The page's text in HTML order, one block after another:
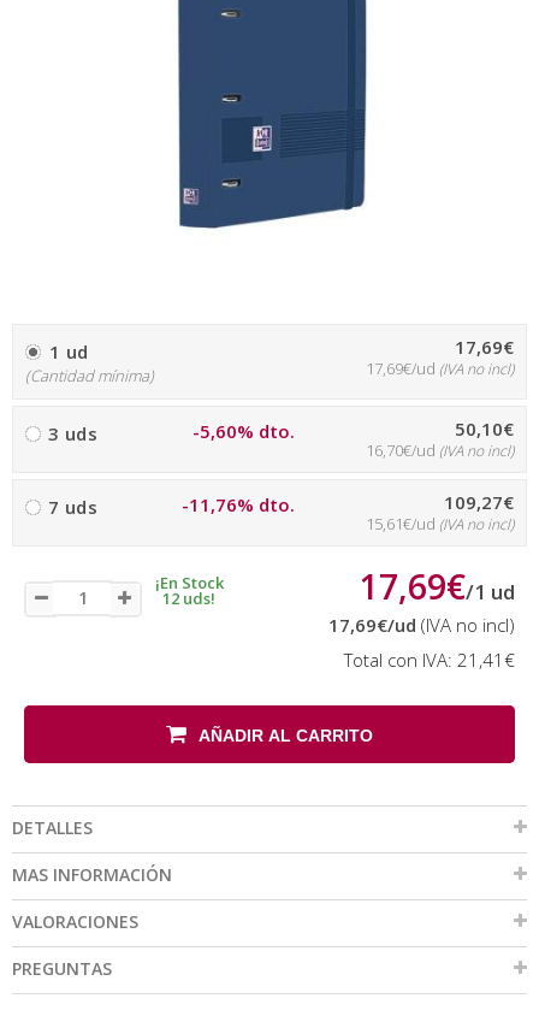
1 ud
(Cantidad mínima)
17,69€
17,69€/ud (IVA no incl)
3 uds -5,60% dto. 50,10€
16,70€/ud (IVA no incl)
7 uds -11,76% dto. 109,27€
15,61€/ud (IVA no incl)
¡En Stock
12 uds! 17,69€/1 ud
17,69€/ud (IVA no incl)
Total con IVA: 21,41€
AÑADIR AL CARRITO
DETALLES
MAS INFORMACIÓN
VALORACIONES
PREGUNTAS